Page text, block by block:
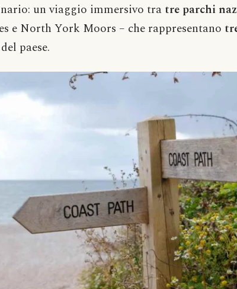
un viaggio immersivo tratre parchi
e North York Moors – che rappresentano
del paese.